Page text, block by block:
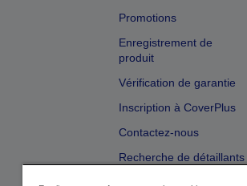
Promotions
Enregistrement de
produit
Vérification de garantie
Inscription à CoverPlus
Contactez-nous
Recherche de détaillants